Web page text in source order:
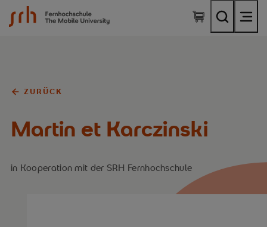
SRH Fernhochschule - The Mobile University
ZURÜCK
Martin et Karczinski
in Kooperation mit der SRH Fernhochschule